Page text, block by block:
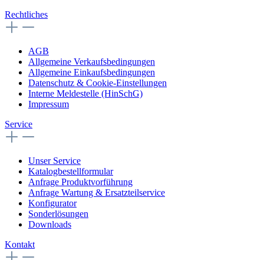
Rechtliches
AGB
Allgemeine Verkaufsbedingungen
Allgemeine Einkaufsbedingungen
Datenschutz & Cookie-Einstellungen
Interne Meldestelle (HinSchG)
Impressum
Service
Unser Service
Katalogbestellformular
Anfrage Produktvorführung
Anfrage Wartung & Ersatzteilservice
Konfigurator
Sonderlösungen
Downloads
Kontakt